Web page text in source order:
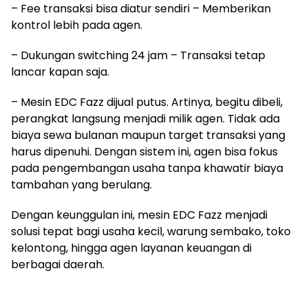
– Fee transaksi bisa diatur sendiri – Memberikan
kontrol lebih pada agen.
– Dukungan switching 24 jam – Transaksi tetap
lancar kapan saja.
– Mesin EDC Fazz dijual putus. Artinya, begitu dibeli,
perangkat langsung menjadi milik agen. Tidak ada
biaya sewa bulanan maupun target transaksi yang
harus dipenuhi. Dengan sistem ini, agen bisa fokus
pada pengembangan usaha tanpa khawatir biaya
tambahan yang berulang.
Dengan keunggulan ini, mesin EDC Fazz menjadi
solusi tepat bagi usaha kecil, warung sembako, toko
kelontong, hingga agen layanan keuangan di
berbagai daerah.